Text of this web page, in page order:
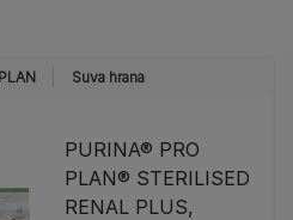
Suva hrana
PURINA® PRO
PLAN® STERILISED
RENAL PLUS,